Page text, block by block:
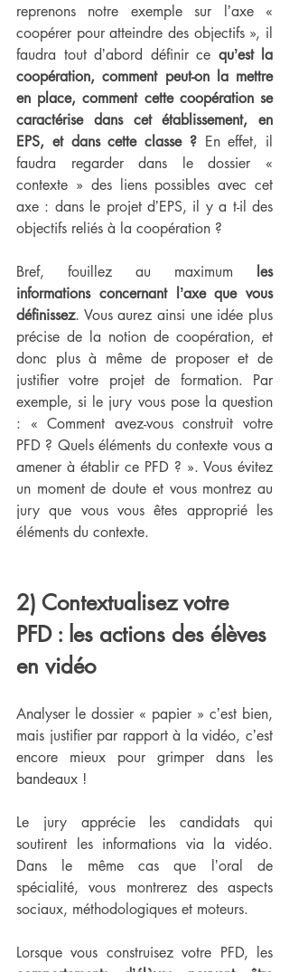
reprenons notre exemple sur lʼaxe «
coopérer pour atteindre des objectifs », il
faudra tout dʼabord définir ce quʼest la
coopération, comment peut-on la mettre
en place, comment cette coopération se
caractérise dans cet établissement, en
EPS, et dans cette classe ? En effet, il
faudra regarder dans le dossier «
contexte » des liens possibles avec cet
axe : dans le projet dʼEPS, il y a t-il des
objectifs reliés à la coopération ?
Bref, fouillez au maximum les
informations concernant lʼaxe que vous
définissez. Vous aurez ainsi une idée plus
précise de la notion de coopération, et
donc plus à même de proposer et de
justifier votre projet de formation. Par
exemple, si le jury vous pose la question
: « Comment avez-vous construit votre
PFD ? Quels éléments du contexte vous a
amener à établir ce PFD ? ». Vous évitez
un moment de doute et vous montrez au
jury que vous vous êtes approprié les
éléments du contexte.
2) Contextualisez votre
PFD : les actions des élèves
en vidéo
Analyser le dossier « papier » cʼest bien,
mais justifier par rapport à la vidéo, cʼest
encore mieux pour grimper dans les
bandeaux !
Le jury apprécie les candidats qui
soutirent les informations via la vidéo.
Dans le même cas que lʼoral de
spécialité, vous montrerez des aspects
sociaux, méthodologiques et moteurs.